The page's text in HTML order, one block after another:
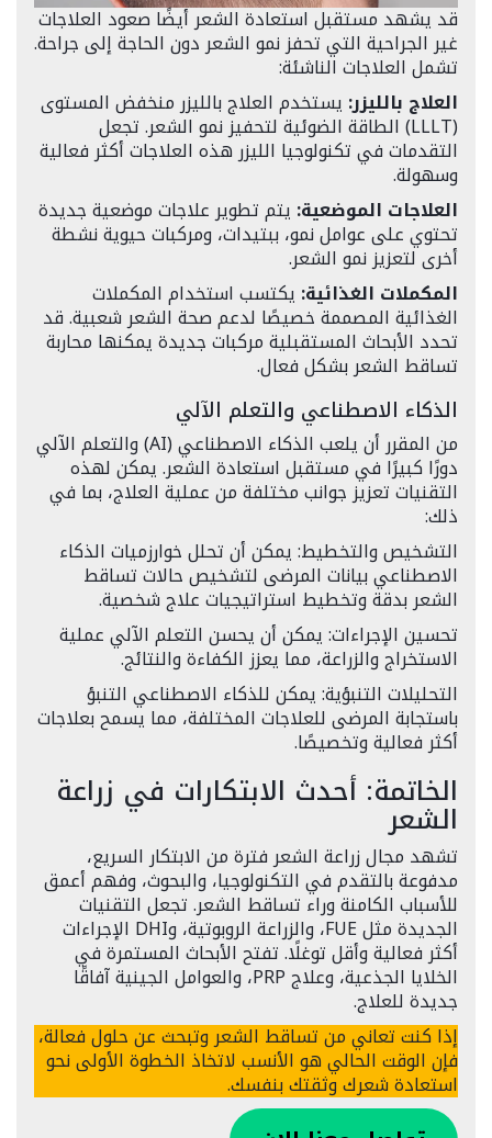
قد يشهد مستقبل استعادة الشعر أيضًا صعود العلاجات
غير الجراحية التي تحفز نمو الشعر دون الحاجة إلى جراحة.
تشمل العلاجات الناشئة:
العلاج بالليزر: يستخدم العلاج بالليزر منخفض المستوى
(LLLT) الطاقة الضوئية لتحفيز نمو الشعر. تجعل
التقدمات في تكنولوجيا الليزر هذه العلاجات أكثر فعالية
وسهولة.
العلاجات الموضعية: يتم تطوير علاجات موضعية جديدة
تحتوي على عوامل نمو، ببتيدات، ومركبات حيوية نشطة
أخرى لتعزيز نمو الشعر.
المكملات الغذائية: يكتسب استخدام المكملات
الغذائية المصممة خصيصًا لدعم صحة الشعر شعبية. قد
تحدد الأبحاث المستقبلية مركبات جديدة يمكنها محاربة
تساقط الشعر بشكل فعال.
الذكاء الاصطناعي والتعلم الآلي
من المقرر أن يلعب الذكاء الاصطناعي (AI) والتعلم الآلي
دورًا كبيرًا في مستقبل استعادة الشعر. يمكن لهذه
التقنيات تعزيز جوانب مختلفة من عملية العلاج، بما في
ذلك:
التشخيص والتخطيط: يمكن أن تحلل خوارزميات الذكاء
الاصطناعي بيانات المرضى لتشخيص حالات تساقط
الشعر بدقة وتخطيط استراتيجيات علاج شخصية.
تحسين الإجراءات: يمكن أن يحسن التعلم الآلي عملية
الاستخراج والزراعة، مما يعزز الكفاءة والنتائج.
التحليلات التنبؤية: يمكن للذكاء الاصطناعي التنبؤ
باستجابة المرضى للعلاجات المختلفة، مما يسمح بعلاجات
أكثر فعالية وتخصيصًا.
الخاتمة: أحدث الابتكارات في زراعة
الشعر
تشهد مجال زراعة الشعر فترة من الابتكار السريع،
مدفوعة بالتقدم في التكنولوجيا، والبحوث، وفهم أعمق
للأسباب الكامنة وراء تساقط الشعر. تجعل التقنيات
الجديدة مثل FUE، والزراعة الروبوتية، وDHI الإجراءات
أكثر فعالية وأقل توغلًا. تفتح الأبحاث المستمرة في
الخلايا الجذعية، وعلاج PRP، والعوامل الجينية آفاقًا
جديدة للعلاج.
إذا كنت تعاني من تساقط الشعر وتبحث عن حلول فعالة،
فإن الوقت الحالي هو الأنسب لاتخاذ الخطوة الأولى نحو
استعادة شعرك وثقتك بنفسك.